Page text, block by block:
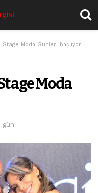
Stage Moda Günleri başlıyor
Moda
gün